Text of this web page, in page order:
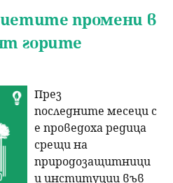
промени в
горите
През
последните месеци с
е проведоха редица
срещи на
природозащитници
и институции във